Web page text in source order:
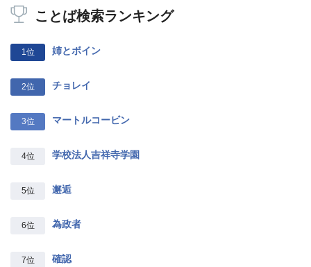
ことば検索ランキング
1位 姉とボイン
2位 チョレイ
3位 マートルコービン
4位 学校法人吉祥寺学園
5位 邂逅
6位 為政者
7位 確認